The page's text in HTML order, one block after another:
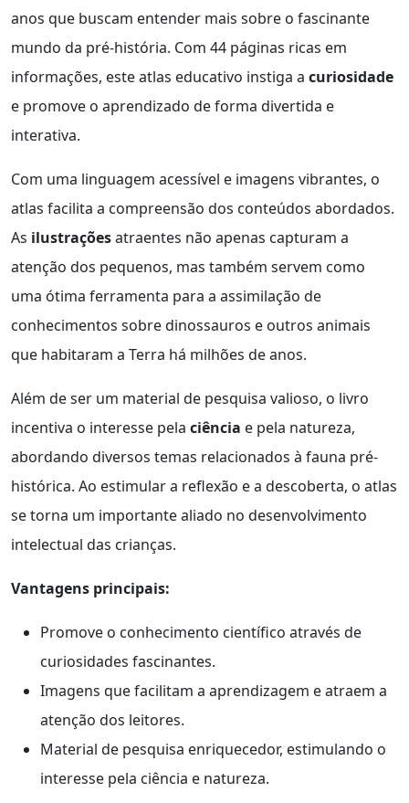
anos que buscam entender mais sobre o fascinante
mundo da pré-história. Com 44 páginas ricas em
informações, este atlas educativo instiga a curiosidade
e promove o aprendizado de forma divertida e
interativa.
Com uma linguagem acessível e imagens vibrantes, o
atlas facilita a compreensão dos conteúdos abordados.
As ilustraçõesatraentes não apenas capturam a
atenção dos pequenos, mas também servem como
uma ótima ferramenta para a assimilação de
conhecimentos sobre dinossauros e outros animais
que habitaram a Terra há milhões de anos.
Além de ser um material de pesquisa valioso, o livro
incentiva o interesse pela ciência e pela natureza,
abordando diversos temas relacionados à fauna pré-
histórica. Ao estimular a reflexão e a descoberta, o atlas
se torna um importante aliado no desenvolvimento
intelectual das crianças.
Vantagens principais:
Promove o conhecimento científico através de
curiosidades fascinantes.
Imagens que facilitam a aprendizagem e atraem a
atenção dos leitores.
Material de pesquisa enriquecedor, estimulando o
interesse pela ciência e natureza.